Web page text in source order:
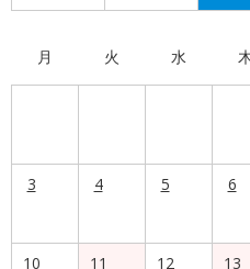
月 火 水
3 4 5 6
10
11
12
13